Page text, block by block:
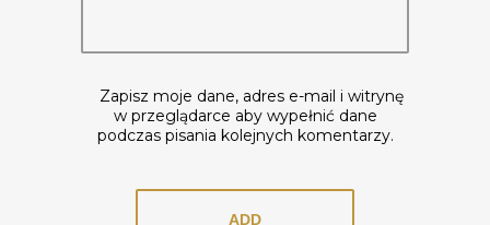
Zapisz moje dane, adres e-mail i witrynę
w przeglądarce aby wypełnić dane
podczas pisania kolejnych komentarzy.